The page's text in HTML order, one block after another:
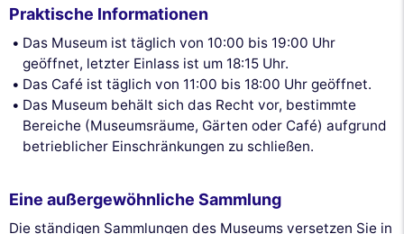
Praktische Informationen
Das Museum ist täglich von 10:00 bis 19:00 Uhr
geöffnet, letzter Einlass ist um 18:15 Uhr.
Das Café ist täglich von 11:00 bis 18:00 Uhr geöffnet.
Das Museum behält sich das Recht vor, bestimmte
Bereiche (Museumsräume, Gärten oder Café) aufgrund
betrieblicher Einschränkungen zu schließen.
Eine außergewöhnliche Sammlung
Die ständigen Sammlungen des Museums versetzen Sie in